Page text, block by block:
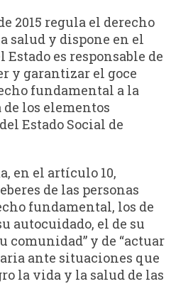
2015 regula el derecho
salud y dispone en el
Estado es responsable de
y garantizar el goce
fundamental a la
los elementos
Estado Social de
en el artículo 10,
de las personas
fundamental, los de
autocuidado, el de su
comunidad” y de “actuar
ante situaciones que
la vida y la salud de las